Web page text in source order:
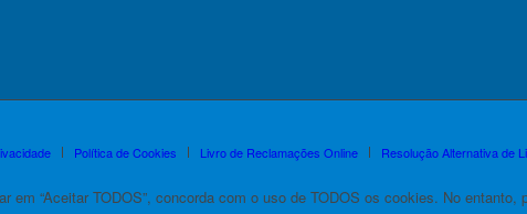
Política de Cookies Livro de Reclamações Online Resolução Alternativa de
“Aceitar TODOS”, concorda com o uso de TODOS os cookies. No